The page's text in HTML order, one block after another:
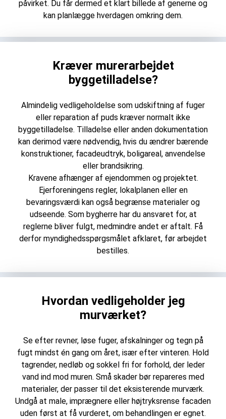
påvirket. Du får dermed et klart billede af generne og
kan planlægge hverdagen omkring dem.
Kræver murerarbejdet
byggetilladelse?
Almindelig vedligeholdelse som udskiftning af fuger
eller reparation af puds kræver normalt ikke
byggetilladelse. Tilladelse eller anden dokumentation
kan derimod være nødvendig, hvis du ændrer bærende
konstruktioner, facadeudtryk, boligareal, anvendelse
eller brandsikring.
Kravene afhænger af ejendommen og projektet.
Ejerforeningens regler, lokalplanen eller en
bevaringsværdi kan også begrænse materialer og
udseende. Som bygherre har du ansvaret for, at
reglerne bliver fulgt, medmindre andet er aftalt. Få
derfor myndighedsspørgsmålet afklaret, før arbejdet
bestilles.
Hvordan vedligeholder jeg
murværket?
Se efter revner, løse fuger, afskalninger og tegn på
fugt mindst én gang om året, især efter vinteren. Hold
tagrender, nedløb og sokkel fri for forhold, der leder
vand ind mod muren. Små skader bør repareres med
materialer, der passer til det eksisterende murværk.
Undgå at male, imprægnere eller højtryksrense facaden
uden først at få vurderet, om behandlingen er egnet.